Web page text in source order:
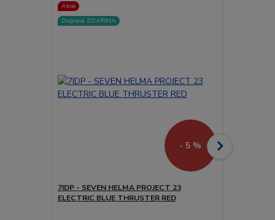
Akce
Doprava ZDARMA
- 5 %
7IDP - SEVEN HELMA PROJECT 23
ELECTRIC BLUE THRUSTER RED